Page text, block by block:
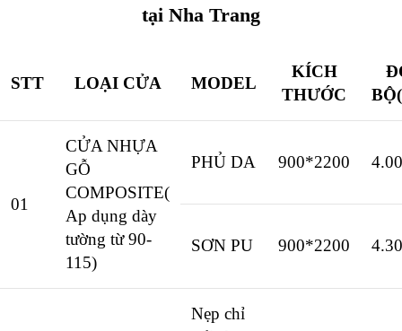
tại Nha Trang
STT LOẠI CỬA MODEL
KÍCH
THƯỚC
01
CỬA NHỰA
GỖ
COMPOSITE(
Ap dụng dày
tường từ 90-
115)
PHỦ DA 900*2200
SƠN PU 900*2200
Nẹp chỉ